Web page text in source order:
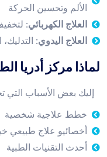
الألم وتحسين الحركة
العلاج الكهربائي:
العلاج اليدوي: التدليك،
لماذا مركز أدريا
إليك بعض الأسباب التي
خطط علاجية شخصية
أخصائيو علاج طبيعي
أحدث التقنيات الطبية